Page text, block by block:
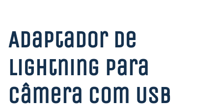
Adaptador de
Lightning para
câmera com USB